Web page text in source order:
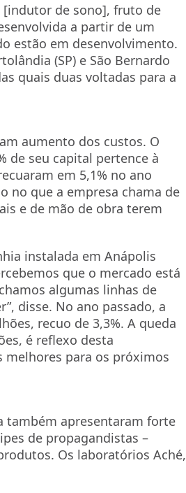
[indutor de sono], fruto de
a partir de um
estão em desenvolvimento.
(SP) e São Bernardo
quais duas voltadas para a
aumento dos custos. O
de seu capital pertence à
em 5,1% no ano
no que a empresa chama de
e de mão de obra terem
instalada em Anápolis
que o mercado está
algumas linhas de
disse. No ano passado, a
recuo de 3,3%. A queda
é reflexo desta
para os próximos
também apresentaram forte
de propagandistas –
Os laboratórios Aché,